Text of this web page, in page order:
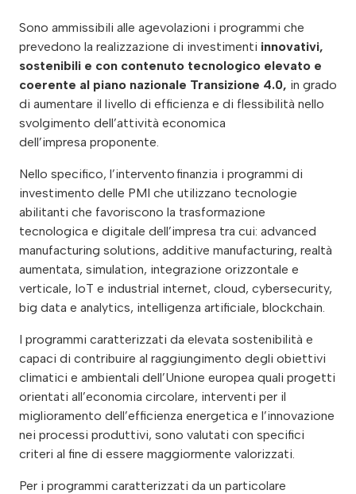
Sono ammissibili alle agevolazioni i programmi che
prevedono la realizzazione di investimenti innovativi,
sostenibili e con contenuto tecnologico elevato e
coerente al piano nazionale Transizione 4.0, in grado
di aumentare il livello di efficienza e di flessibilità nello
svolgimento dell’attività economica
dell’impresa proponente.
Nello specifico, l’intervento finanzia i programmi di
investimento delle PMI che utilizzano tecnologie
abilitanti che favoriscono la trasformazione
tecnologica e digitale dell’impresa tra cui: advanced
manufacturing solutions, additive manufacturing, realtà
aumentata, simulation, integrazione orizzontale e
verticale, IoT e industrial internet, cloud, cybersecurity,
big data e analytics, intelligenza artificiale, blockchain.
I programmi caratterizzati da elevata sostenibilità e
capaci di contribuire al raggiungimento degli obiettivi
climatici e ambientali dell’Unione europea quali progetti
orientati all’economia circolare, interventi per il
miglioramento dell’efficienza energetica e l’innovazione
nei processi produttivi, sono valutati con specifici
criteri al fine di essere maggiormente valorizzati.
Per i programmi caratterizzati da un particolare